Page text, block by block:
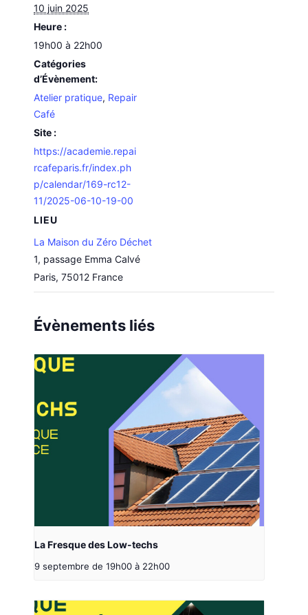
10 juin 2025
Heure :
19h00 à 22h00
Catégories
d’Évènement:
Atelier pratique, Repair
Café
Site :
https://academie.repai
rcafeparis.fr/index.ph
p/calendar/169-rc12-
11/2025-06-10-19-00
LIEU
La Maison du Zéro Déchet
1, passage Emma Calvé
Paris, 75012 France
Évènements liés
La Fresque des Low-techs
9 septembre de 19h00 à 22h00